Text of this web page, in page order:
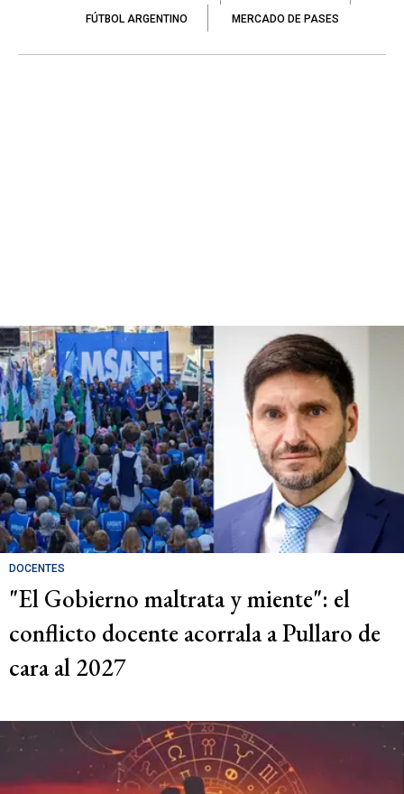
FÚTBOL ARGENTINO MERCADO DE PASES
DOCENTES
"El Gobierno maltrata y miente": el
conflicto docente acorrala a Pullaro de
cara al 2027